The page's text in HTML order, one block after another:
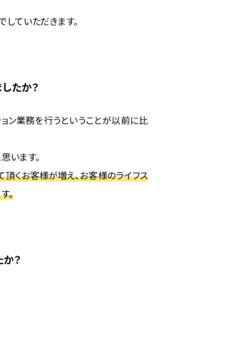
ていただきます。
たか？
ン業務を行うということが以前に比
います。
くお客様が増え、お客様のライフス
。
？